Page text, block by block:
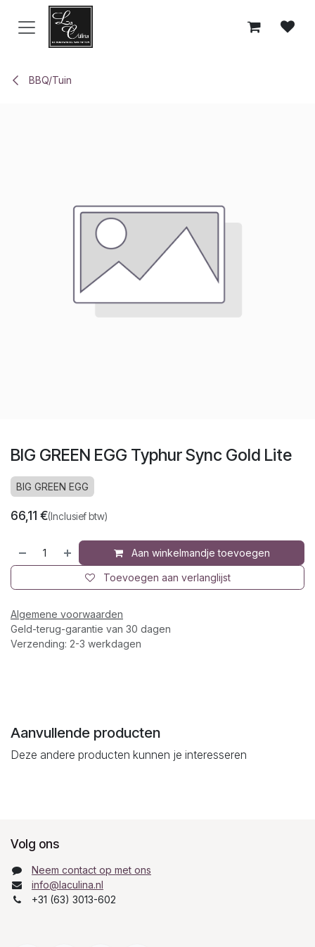
Overslaan naar inhoud
BBQ/Tuin
BIG GREEN EGG Typhur Sync Gold Lite
BIG GREEN EGG
66,11 €(Inclusief btw)
Aan winkelmandje toevoegen
Toevoegen aan verlanglijst
Algemene voorwaarden
Geld-terug-garantie van 30 dagen
Verzending: 2-3 werkdagen
Aanvullende producten
Deze andere producten kunnen je interesseren
Volg ons
Neem contact op met ons
info@laculina.nl
+31 (63) 3013-602